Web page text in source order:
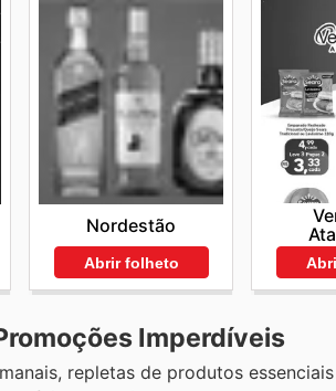
Nordestão
Abrir folheto
Imperdíveis
repletas de produtos